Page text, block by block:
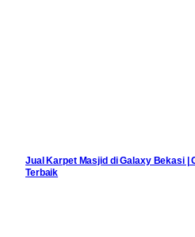
Jual Karpet Masjid di Galaxy Bekasi |
Terbaik